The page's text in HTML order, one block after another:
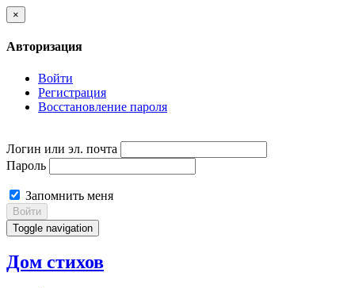
×
Авторизация
Войти
Регистрация
Восстановление пароля
Логин или эл. почта
Пароль
Запомнить меня
Войти
Toggle navigation
Дом стихов